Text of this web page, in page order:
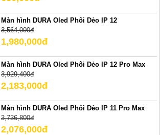
Màn hình DURA Oled Phôi Dẻo IP 12
3,564,000đ
1,980,000đ
Màn hình DURA Oled Phôi Dẻo IP 12 Pro Max
3,929,400đ
2,183,000đ
Màn hình DURA Oled Phôi Dẻo IP 11 Pro Max
3,736,800đ
2,076,000đ